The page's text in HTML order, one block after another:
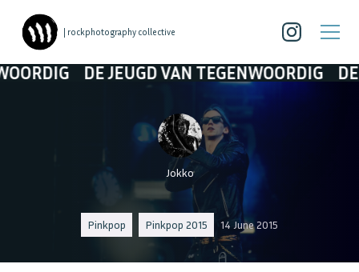
| rockphotography collective
DE JEUGD VAN TEGENWOORDIG DE JEUGD
Jokko
Pinkpop Pinkpop 2015 14 June 2015